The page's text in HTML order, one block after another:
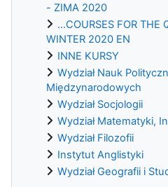
- ZIMA 2020
...COURSES FOR THE
WINTER 2020 EN
INNE KURSY
Wydział Nauk
Międzynarodowych
Wydział Socjologii
Wydział Matematyki,
Wydział Filozofii
Instytut Anglistyki
Wydział Geografii i